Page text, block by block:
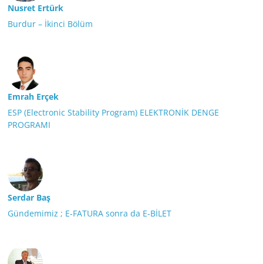
Nusret Ertürk
Burdur – İkinci Bölüm
Emrah Erçek
ESP (Electronic Stability Program) ELEKTRONİK DENGE
PROGRAMI
Serdar Baş
Gündemimiz ; E-FATURA sonra da E-BİLET